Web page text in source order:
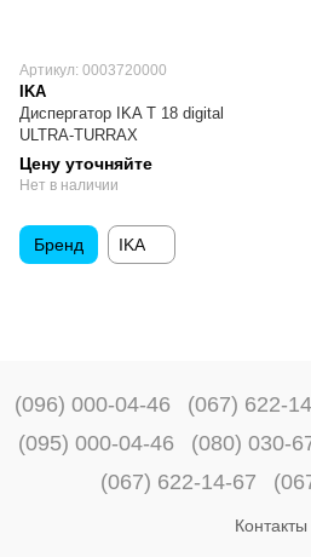
Артикул: 0003720000
IKA
Диспергатор IKA T 18 digital
ULTRA-TURRAX
Цену уточняйте
Нет в наличии
Бренд IKA
(096) 000-04-46 (067) 622-
(095) 000-04-46
(080) 030-
(067) 622-14-67
Контакты